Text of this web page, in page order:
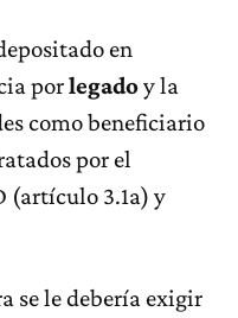
en
porlegadoy la
como beneficiario
por el
(artículo 3.1a) y
se le debería exigir